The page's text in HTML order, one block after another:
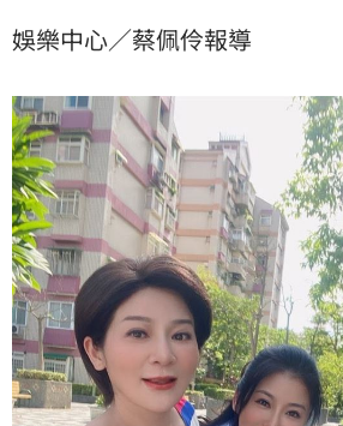
娛樂中心／蔡佩伶報導